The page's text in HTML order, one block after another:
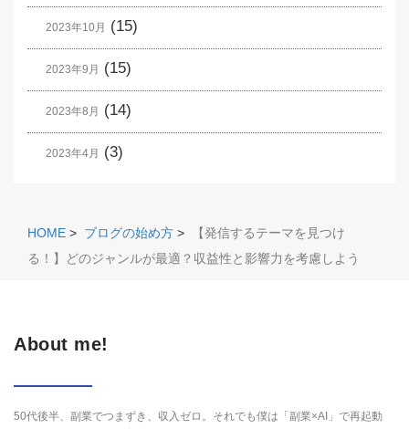
2023年10月 (15)
2023年9月 (15)
2023年8月 (14)
2023年4月 (3)
HOME > ブログの始め方 >
【発信するテーマを見つけ
る！】どのジャンルが最適？収益性と影響力を考慮しよう
About me!
50代後半、副業でつまずき、収入ゼロ。それでも僕は「副業×AI」で再起動